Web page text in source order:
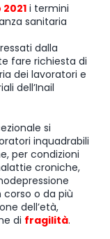
i termini
sanitaria
dalla
fare richiesta di
dei lavoratori e
dell’Inail
si
inquadrabili
per condizioni
croniche,
o da più
dell’età,
di fragilità.